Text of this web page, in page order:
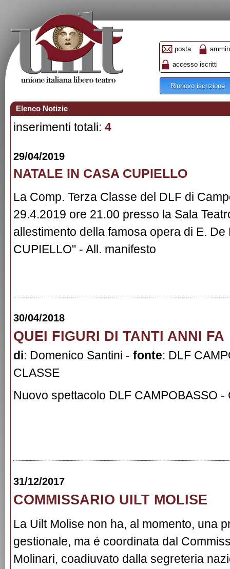
posta
accesso iscritti
Rinnovo iscrizione
Elenco Notizie
inserimenti totali: 4
29/04/2019
NATALE IN CASA CUPIELLO
La Comp. Terza Classe del DLF di
29.4.2019 ore 21.00 presso la Sala
allestimento della famosa opera di E. De
CUPIELLO" - All. manifesto
30/04/2018
QUEI FIGURI DI TANTI ANNI FA
di: Domenico Santini - fonte: DLF
CLASSE
Nuovo spettacolo DLF CAMPOBASSO -
31/12/2017
COMMISSARIO UILT MOLISE
La Uilt Molise non ha, al momento, una
gestionale, ma é coordinata dal
Molinari, coadiuvato dalla segreteria